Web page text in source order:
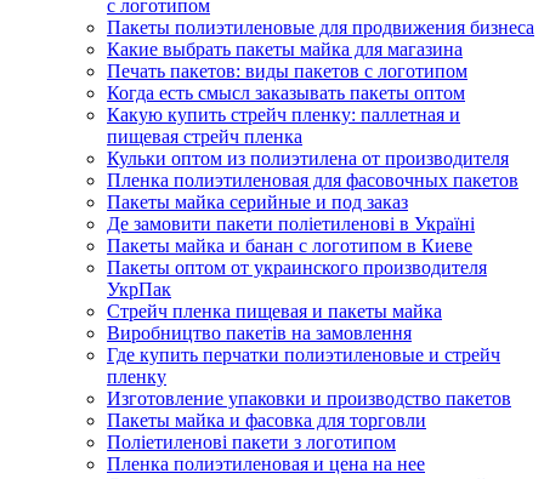
с логотипом
Пакеты полиэтиленовые для продвижения бизнеса
Какие выбрать пакеты майка для магазина
Печать пакетов: виды пакетов с логотипом
Когда есть смысл заказывать пакеты оптом
Какую купить стрейч пленку: паллетная и
пищевая стрейч пленка
Кульки оптом из полиэтилена от производителя
Пленка полиэтиленовая для фасовочных пакетов
Пакеты майка серийные и под заказ
Де замовити пакети поліетиленові в Україні
Пакеты майка и банан с логотипом в Киеве
Пакеты оптом от украинского производителя
УкрПак
Стрейч пленка пищевая и пакеты майка
Виробництво пакетів на замовлення
Где купить перчатки полиэтиленовые и стрейч
пленку
Изготовление упаковки и производство пакетов
Пакеты майка и фасовка для торговли
Поліетиленові пакети з логотипом
Пленка полиэтиленовая и цена на нее